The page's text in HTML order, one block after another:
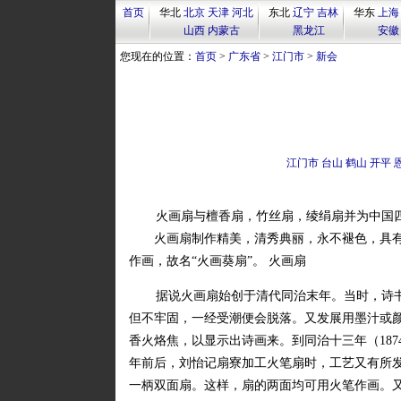
首页 华北 北京 天津 河北
山西 内蒙古
东北 辽宁 吉林
黑龙江
华东 上海
安徽
您现在的位置： 首页> 广东省> 江门市> 新会
江门市 台山 鹤山 开平
火画扇与檀香扇，竹丝扇，绫绢扇并为中国
火画扇制作精美，清秀典丽，永不褪色，具有
作画，故名“火画葵扇”。 火画扇
据说火画扇始创于清代同治末年。当时，
但不牢固，一经受潮便会脱落。又发展用墨汁或
香火烙焦，以显示出诗画来。到同治十三年（
年前后，刘怡记扇寮加工火笔扇时，工艺又有所
一柄双面扇。这样，扇的两面均可用火笔作画。